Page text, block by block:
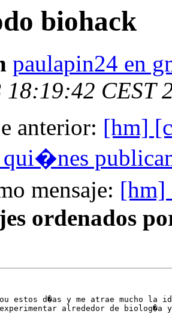
biohack
paulapin24 en
18:19:42 CEST
anterior: [hm]
mensaje: [hm]
ordenados
estos d�as y me atrae mucho la
alrededor de biolog�a